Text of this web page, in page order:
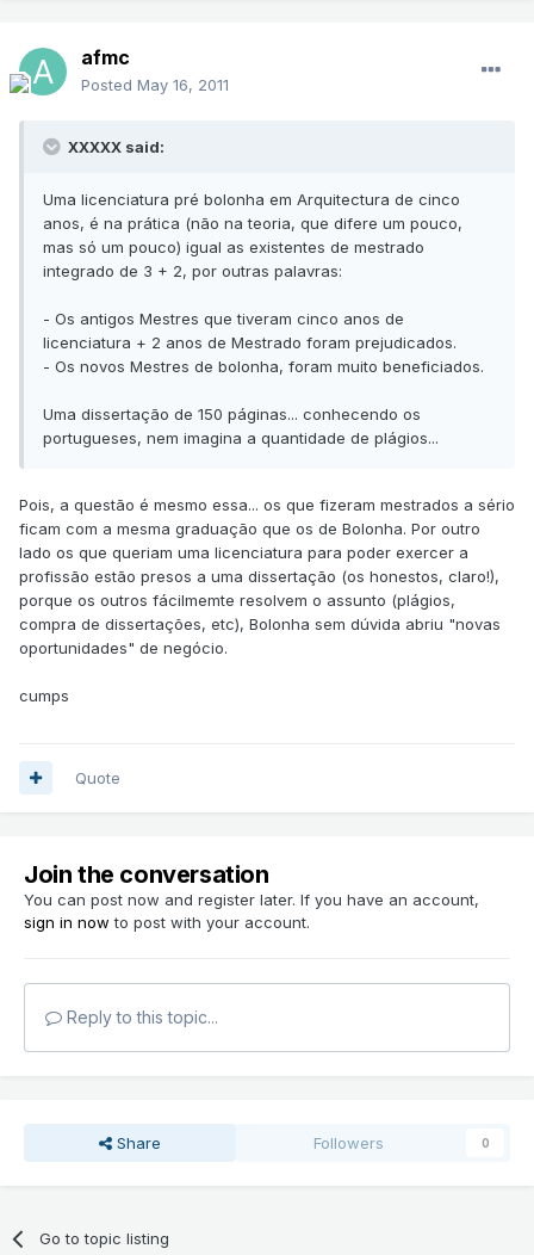
afmc
Posted May 16, 2011
XXXXX said:
Uma licenciatura pré bolonha em Arquitectura de cinco
anos, é na prática (não na teoria, que difere um pouco,
mas só um pouco) igual as existentes de mestrado
integrado de 3 + 2, por outras palavras:
- Os antigos Mestres que tiveram cinco anos de
licenciatura + 2 anos de Mestrado foram prejudicados.
- Os novos Mestres de bolonha, foram muito beneficiados.
Uma dissertação de 150 páginas... conhecendo os
portugueses, nem imagina a quantidade de plágios...
Pois, a questão é mesmo essa... os que fizeram mestrados a sério
ficam com a mesma graduação que os de Bolonha. Por outro
lado os que queriam uma licenciatura para poder exercer a
profissão estão presos a uma dissertação (os honestos, claro!),
porque os outros fácilmemte resolvem o assunto (plágios,
compra de dissertações, etc), Bolonha sem dúvida abriu "novas
oportunidades" de negócio.
cumps
Quote
Join the conversation
You can post now and register later. If you have an account,
sign in now to post with your account.
Reply to this topic...
Share Followers 0
Go to topic listing